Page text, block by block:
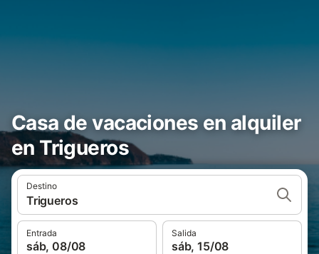
Casa de vacaciones en alquiler
en Trigueros
Destino
Trigueros
Entrada
sáb, 08/08
Salida
sáb, 15/08